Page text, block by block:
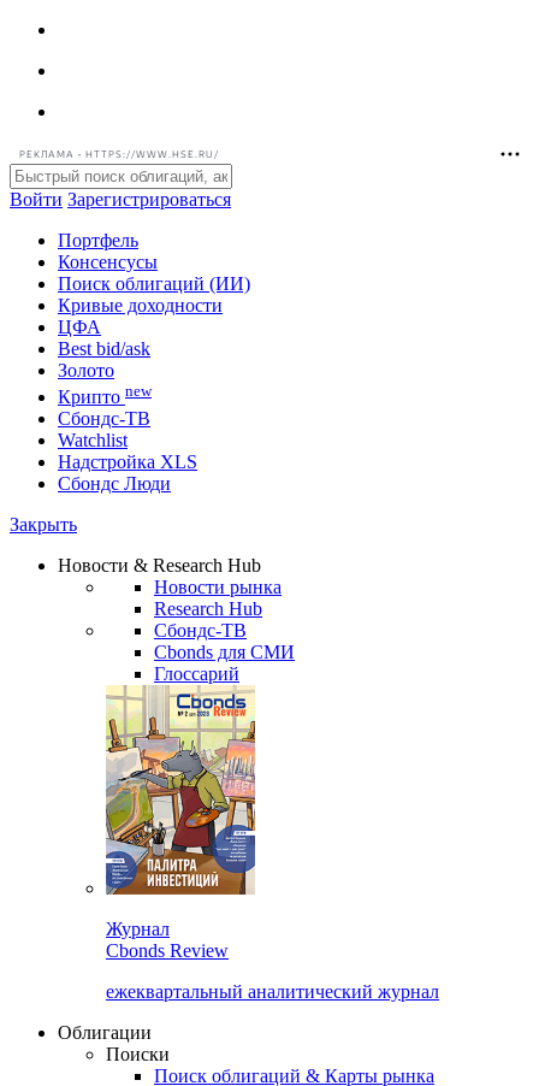
РЕКЛАМА • HTTPS://WWW.HSE.RU/
Войти Зарегистрироваться
Портфель
Консенсусы
Поиск облигаций (ИИ)
Кривые доходности
ЦФА
Best bid/ask
Золото
Крипто new
Watchlist
Сбондс Люди
Новости & Research Hub
Новости рынка
Research Hub
Сбондс-ТВ
Cbonds для СМИ
Глоссарий
Cbonds Review
ежеквартальный аналитический журнал